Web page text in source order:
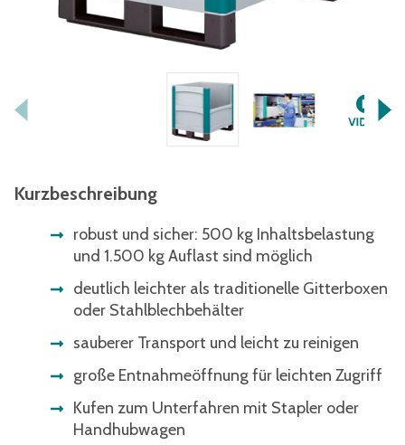
Kurzbeschreibung
robust und sicher: 500 kg Inhaltsbelastung
und 1.500 kg Auflast sind möglich
deutlich leichter als traditionelle Gitterboxen
oder Stahlblechbehälter
sauberer Transport und leicht zu reinigen
große Entnahmeöffnung für leichten Zugriff
Kufen zum Unterfahren mit Stapler oder
Handhubwagen